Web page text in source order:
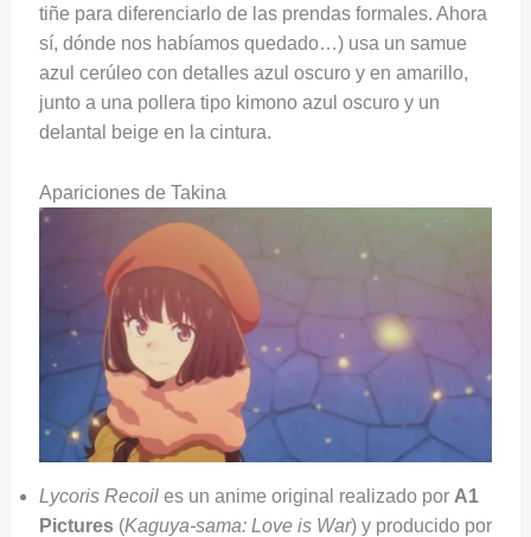
tiñe para diferenciarlo de las prendas formales. Ahora
sí, dónde nos habíamos quedado…) usa un samue
azul cerúleo con detalles azul oscuro y en amarillo,
junto a una pollera tipo kimono azul oscuro y un
delantal beige en la cintura.
Apariciones de Takina
Lycoris Recoiles un anime original realizado por A1
Pictures(Kaguya-sama: Love is War) y producido por